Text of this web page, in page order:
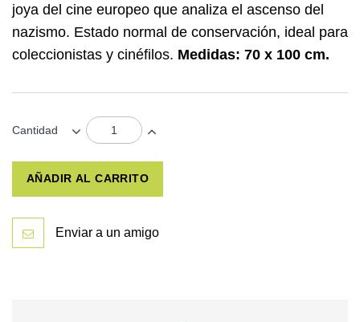
joya del cine europeo que analiza el ascenso del
nazismo. Estado normal de conservación, ideal para
coleccionistas y cinéfilos. Medidas: 70 x 100 cm.
Cantidad
AÑADIR AL CARRITO
Enviar a un amigo